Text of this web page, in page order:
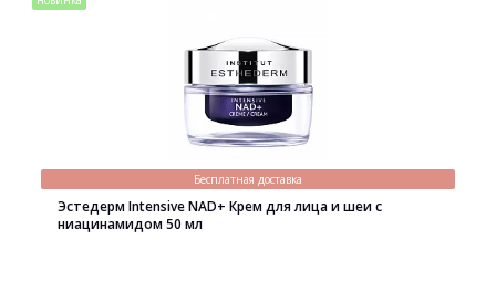
Бесплатная доставка
Эстедерм Intensive NAD+ Крем для лица и шеи с
ниацинамидом 50 мл